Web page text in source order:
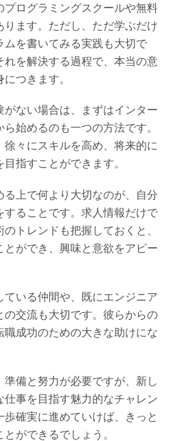
プログラミングスクールや無料
ります。ただし、ただ学ぶだけ
ムを書いてみる実践も大切で
れを解決する過程で、本当の意
つきます。
がない場合は、まずはインター
始めるのも一つの方法です。
々にスキルを高め、将来的に
指すことができます。
る上で何より大切なのが、自分
することです。求人情報だけで
トレンドも把握しておくと、
ができ、興味と意欲をアピー
ている仲間や、既にエンジニア
の交流も大切です。彼らからの
職成功のための大きな助けにな
備と努力が必要ですが、新し
仕事を目指す魅力的なチャレン
歩確実に進めていけば、きっと
ができるでしょう。